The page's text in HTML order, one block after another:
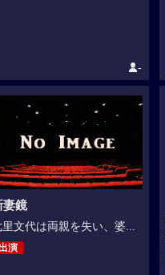
-
妻鏡
里文代は両親を失い、婆...
演